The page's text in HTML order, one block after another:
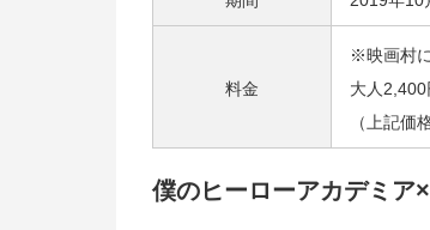
料金
※映画村
大人
（上記価
僕のヒーローアカデミア